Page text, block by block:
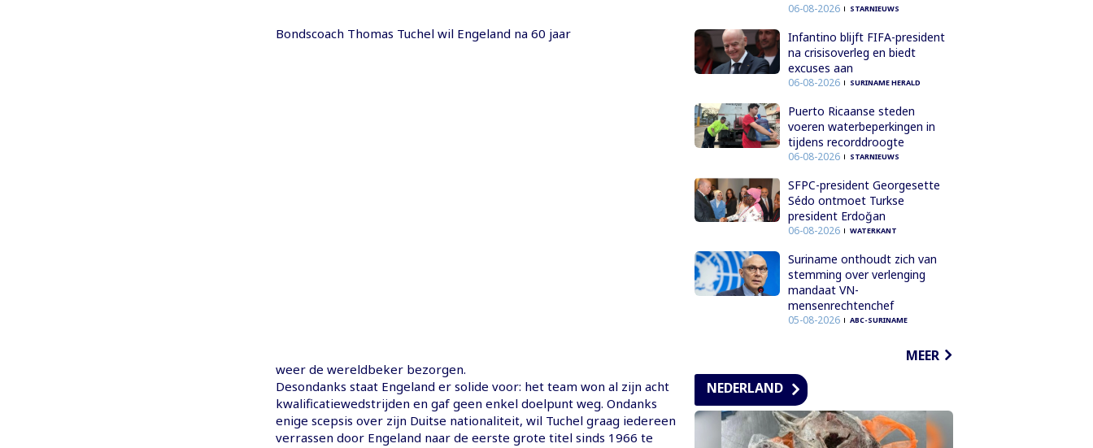
Bondscoach Thomas Tuchel wil Engeland na 60 jaar
weer de wereldbeker bezorgen.
Desondanks staat Engeland er solide voor: het team won al zijn acht
kwalificatiewedstrijden en gaf geen enkel doelpunt weg. Ondanks
enige scepsis over zijn Duitse nationaliteit, wil Tuchel graag iedereen
verrassen door Engeland naar de eerste grote titel sinds 1966 te
06-08-2026 STARNIEUWS
Infantino blijft FIFA-president
na crisisoverleg en biedt
excuses aan
06-08-2026 SURINAME HERALD
Puerto Ricaanse steden
voeren waterbeperkingen in
tijdens recorddroogte
06-08-2026 STARNIEUWS
SFPC-president Georgesette
Sédo ontmoet Turkse
president Erdoğan
06-08-2026 WATERKANT
Suriname onthoudt zich van
stemming over verlenging
mandaat VN-
mensenrechtenchef
05-08-2026 ABC-SURINAME
MEER
NEDERLAND